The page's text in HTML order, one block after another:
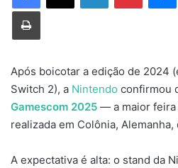
Imprimir
Após boicotar a edição de 2024
Switch 2), a Nintendo confirmou
Gamescom 2025 — a maior feira
realizada em Colônia, Alemanha,
A expectativa é alta: o stand da